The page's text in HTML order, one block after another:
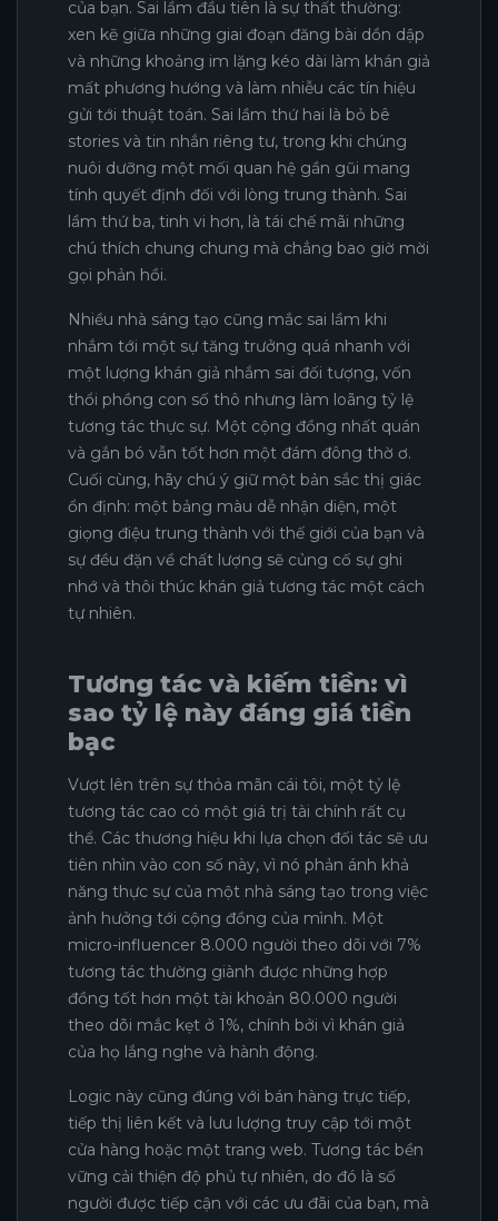
của bạn. Sai lầm đầu tiên là sự thất thường:
xen kẽ giữa những giai đoạn đăng bài dồn dập
và những khoảng im lặng kéo dài làm khán giả
mất phương hướng và làm nhiễu các tín hiệu
gửi tới thuật toán. Sai lầm thứ hai là bỏ bê
stories và tin nhắn riêng tư, trong khi chúng
nuôi dưỡng một mối quan hệ gần gũi mang
tính quyết định đối với lòng trung thành. Sai
lầm thứ ba, tinh vi hơn, là tái chế mãi những
chú thích chung chung mà chẳng bao giờ mời
gọi phản hồi.
Nhiều nhà sáng tạo cũng mắc sai lầm khi
nhắm tới một sự tăng trưởng quá nhanh với
một lượng khán giả nhắm sai đối tượng, vốn
thổi phồng con số thô nhưng làm loãng tỷ lệ
tương tác thực sự. Một cộng đồng nhất quán
và gắn bó vẫn tốt hơn một đám đông thờ ơ.
Cuối cùng, hãy chú ý giữ một bản sắc thị giác
ổn định: một bảng màu dễ nhận diện, một
giọng điệu trung thành với thế giới của bạn và
sự đều đặn về chất lượng sẽ củng cố sự ghi
nhớ và thôi thúc khán giả tương tác một cách
tự nhiên.
Tương tác và kiếm tiền: vì
sao tỷ lệ này đáng giá tiền
bạc
Vượt lên trên sự thỏa mãn cái tôi, một tỷ lệ
tương tác cao có một giá trị tài chính rất cụ
thể. Các thương hiệu khi lựa chọn đối tác sẽ ưu
tiên nhìn vào con số này, vì nó phản ánh khả
năng thực sự của một nhà sáng tạo trong việc
ảnh hưởng tới cộng đồng của mình. Một
micro-influencer 8.000 người theo dõi với 7%
tương tác thường giành được những hợp
đồng tốt hơn một tài khoản 80.000 người
theo dõi mắc kẹt ở 1%, chính bởi vì khán giả
của họ lắng nghe và hành động.
Logic này cũng đúng với bán hàng trực tiếp,
tiếp thị liên kết và lưu lượng truy cập tới một
cửa hàng hoặc một trang web. Tương tác bền
vững cải thiện độ phủ tự nhiên, do đó là số
người được tiếp cận với các ưu đãi của bạn, mà